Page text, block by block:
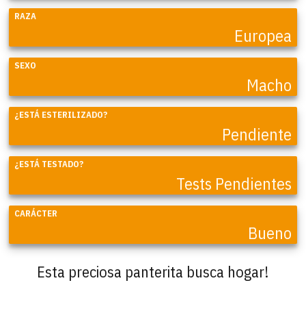
RAZA
Europea
SEXO
Macho
¿ESTÁ ESTERILIZADO?
Pendiente
¿ESTÁ TESTADO?
Tests Pendientes
CARÁCTER
Bueno
Esta preciosa panterita busca hogar!